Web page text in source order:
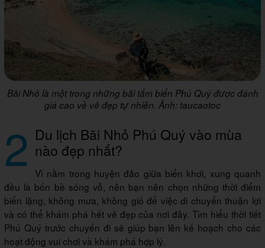
Bãi Nhỏ là một trong những bãi tắm biển Phú Quý được đánh
giá cao về vẻ đẹp tự nhiên. Ảnh: taucaotoc
2 Du lịch Bãi Nhỏ Phú Quý vào mùa
nào đẹp nhất?
Vì nằm trong huyện đảo giữa biển khơi, xung quanh
đều là bốn bề sóng vỗ, nên bạn nên chọn những thời điểm
biển lặng, không mưa, không gió để việc di chuyển thuận lợi
và có thể khám phá hết vẻ đẹp của nơi đây. Tìm hiểu thời tiết
Phú Quý trước chuyến đi sẽ giúp bạn lên kế hoạch cho các
hoạt động vui chơi và khám phá hợp lý.